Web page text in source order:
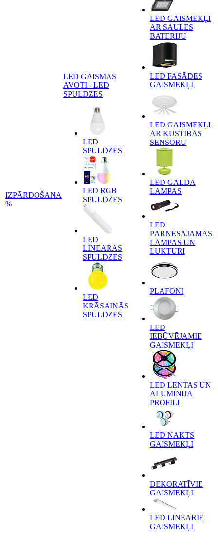
IZPĀRDOŠANA
%
LED GAISMAS
AVOTI - LED
SPULDZES
LED
SPULDZES
LED RGB
SPULDZES
LED
LINEĀRĀS
SPULDZES
LED
KRĀSAINĀS
SPULDZES
LED GAISMEKĻI
AR SAULES
BATERIJU
LED FASĀDES
GAISMEKĻI
LED GAISMEKĻI
AR KUSTĪBAS
SENSORU
LED GALDA
LAMPAS
LED
PĀRNĒSĀJAMĀS
LAMPAS UN
LUKTURI
PLAFONI
LED
IEBŪVĒJAMIE
GAISMEKĻI
LED LENTAS UN
ALUMĪNIJA
PROFILI
LED NAKTS
GAISMEKĻI
DEKORATĪVIE
GAISMEKĻI
LED LINEĀRIE
GAISMEKĻI